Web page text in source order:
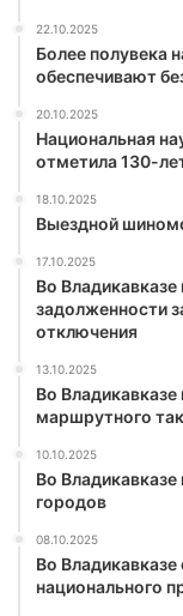
22.10.2025
Более полувека
обеспечивают
20.10.2025
Национальная
отметила 130-
18.10.2025
Выездной
17.10.2025
Во
задолженности
отключения
13.10.2025
Во
маршрутного
10.10.2025
Во
городов
08.10.2025
Во
национального